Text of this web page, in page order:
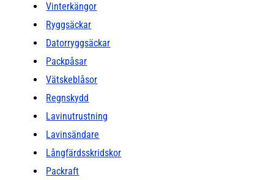
Vinterkängor
Ryggsäckar
Datorryggsäckar
Packpåsar
Vätskeblåsor
Regnskydd
Lavinutrustning
Lavinsändare
Långfärdsskridskor
Packraft